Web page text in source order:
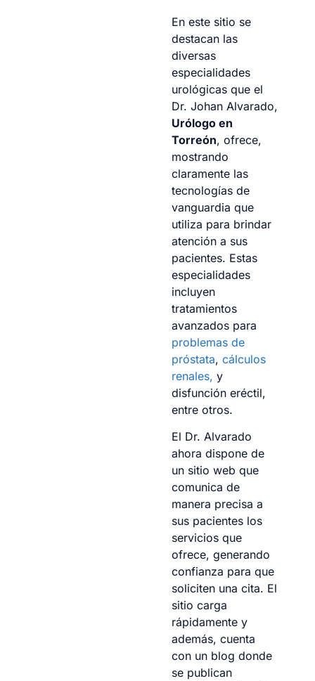
En este sitio se
destacan las
diversas
especialidades
urológicas que el
Dr. Johan Alvarado,
Urólogo en
Torreón, ofrece,
mostrando
claramente las
tecnologías de
vanguardia que
utiliza para brindar
atención a sus
pacientes. Estas
especialidades
incluyen
tratamientos
avanzados para
problemas de
próstata, cálculos
renales, y
disfunción eréctil,
entre otros.
El Dr. Alvarado
ahora dispone de
un sitio web que
comunica de
manera precisa a
sus pacientes los
servicios que
ofrece, generando
confianza para que
soliciten una cita. El
sitio carga
rápidamente y
además, cuenta
con un blog donde
se publican